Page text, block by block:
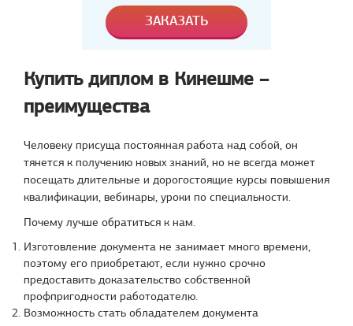
Купить диплом в Кинешме –
преимущества
Человеку присуща постоянная работа над собой, он
тянется к получению новых знаний, но не всегда может
посещать длительные и дорогостоящие курсы повышения
квалификации, вебинары, уроки по специальности.
Почему лучше обратиться к нам.
Изготовление документа не занимает много времени,
поэтому его приобретают, если нужно срочно
предоставить доказательство собственной
профпригодности работодателю.
Возможность стать обладателем документа